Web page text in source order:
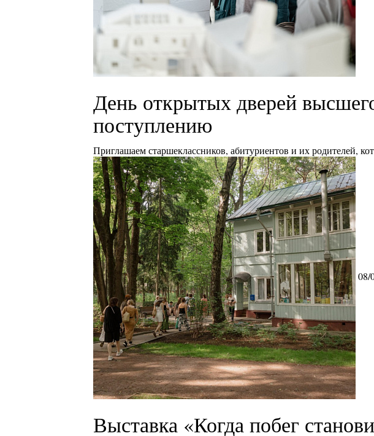
День открытых дверей
поступлению
Приглашаем старшеклассников, абитуриентов и их родителей,
08/
Выставка «Когда побег